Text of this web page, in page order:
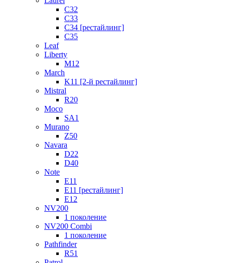
C32
C33
C34 [рестайлинг]
C35
Leaf
Liberty
M12
March
K11 [2-й рестайлинг]
Mistral
R20
Moco
SA1
Murano
Z50
Navara
D22
D40
Note
E11
E11 [рестайлинг]
E12
NV200
1 поколение
NV200 Combi
1 поколение
Pathfinder
R51